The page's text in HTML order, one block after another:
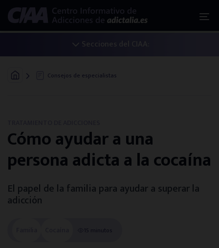
Iniciar un tratamiento
Adicciones: la guía básica
Alternativas de tratamiento
¿Eres familiar? Te ayudamos
Centros en tu provincia
Secciones del CIAA:
Consejos de especialistas
Cómo ayudar a una
persona adicta a la cocaína
El papel de la familia para ayudar a superar la
adicción
15 minutos